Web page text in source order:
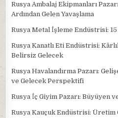
Rusya Ambalaj Ekipmanları
Ardından Gelen Yavaşlama
Rusya Metal İşleme Endüstrisi:
Rusya Kanatlı Eti Endüstrisi:
Belirsiz Gelecek
Rusya Havalandırma Pazarı:
ve Gelecek Perspektifi
Rusya İç Giyim Pazarı: Büyüyen
Rusya Kauçuk Endüstrisi: